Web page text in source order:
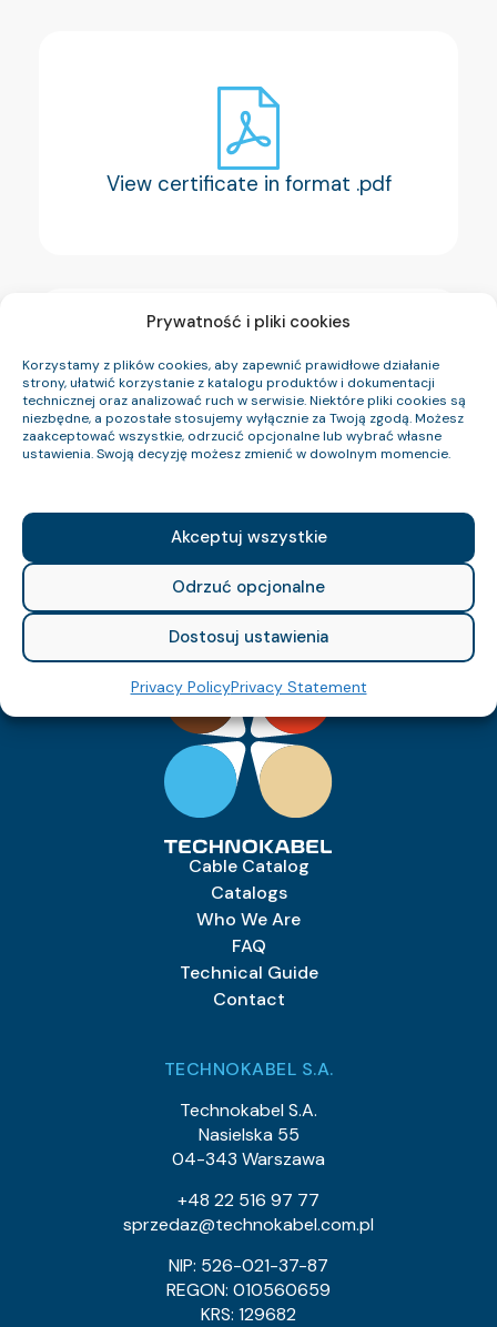
Prywatność i pliki cookies
Korzystamy z plików cookies, aby zapewnić prawidłowe działanie
strony, ułatwić korzystanie z katalogu produktów i dokumentacji
technicznej oraz analizować ruch w serwisie. Niektóre pliki cookies są
niezbędne, a pozostałe stosujemy wyłącznie za Twoją zgodą. Możesz
zaakceptować wszystkie, odrzucić opcjonalne lub wybrać własne
ustawienia. Swoją decyzję możesz zmienić w dowolnym momencie.
Akceptuj wszystkie
Odrzuć opcjonalne
Dostosuj ustawienia
Privacy PolicyPrivacy Statement
View certificate in format .pdf
Download certificate YnHKGSY –
Cable Catalog
Catalogs
Who We Are
FAQ
Technical Guide
Contact
TECHNOKABEL S.A.
Technokabel S.A.
Nasielska 55
04-343 Warszawa
+48 22 516 97 77
sprzedaz@technokabel.com.pl
NIP: 526-021-37-87
REGON: 010560659
KRS: 129682